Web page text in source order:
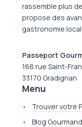
rassemble plus
propose des
gastronomie
Passeport
168 rue Saint-
33170 Gradignan
Menu
Trouver votre
Blog Gourmand